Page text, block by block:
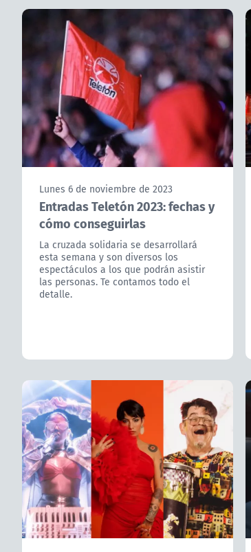
Lunes 6 de noviembre de 2023
Entradas Teletón 2023: fechas y
cómo conseguirlas
La cruzada solidaria se desarrollará
esta semana y son diversos los
espectáculos a los que podrán asistir
las personas. Te contamos todo el
detalle.